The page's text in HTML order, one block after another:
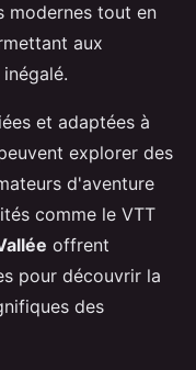
modernes tout en
aux
et adaptées à
explorer des
d'aventure
comme le VTT
offrent
pour découvrir la
des